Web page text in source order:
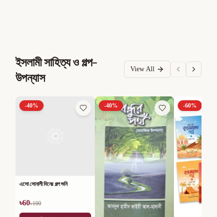
ইসলামী সাহিত্য ও গল্প-
উপন্যাস
View All
-40%
এসো সোনালী দিনের গল্প শুনি
৳60৳100
-40% -60%